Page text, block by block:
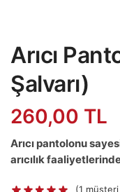
Arıcı
Şalvarı)
260,00 TL
Arıcı pantolonu
arıcılık
(1